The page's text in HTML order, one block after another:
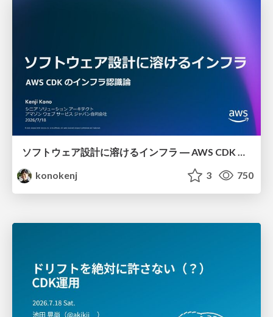
ソフトウェア設計に溶けるインフラ ― AWS CDK のインフラ認識論
konokenj
3 750